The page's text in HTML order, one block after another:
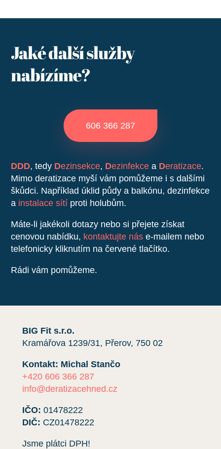
Jaké další služby
nabízíme?
606 366 287
DDD, tedy Dezinsekce, Dezinfekce a Deratizace.
Mimo deratizace myší vám pomůžeme i s dalšími
škůdci. Například úklid půdy a balkónu, dezinfekce
a instalace sítí proti holubům.
Máte-li jakékoli dotazy nebo si přejete získat
cenovou nabídku, kontaktujte nás e-mailem nebo
telefonicky kliknutím na červené tlačítko.
Rádi vám pomůžeme.
BIG Fit s.r.o.
Kramářova 1239/31, Přerov, 750 02
Kontakt: Michal Stančo
+420 606 366 287
info@deratizacehned.cz
IČO: 01478222
DIČ: CZ01478222
Jsme plátci DPH!